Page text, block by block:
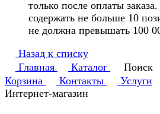
только после оплаты
содержать не больше 10
не должна превышать 100
Назад к списку
Главная
Каталог Поиск
Корзина
Контакты
Услуги
Интернет-магазин